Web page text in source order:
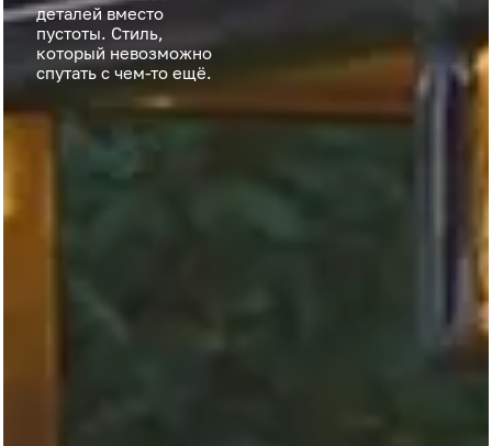
деталей вместо
пустоты. Стиль,
который невозможно
спутать с чем-то ещё.